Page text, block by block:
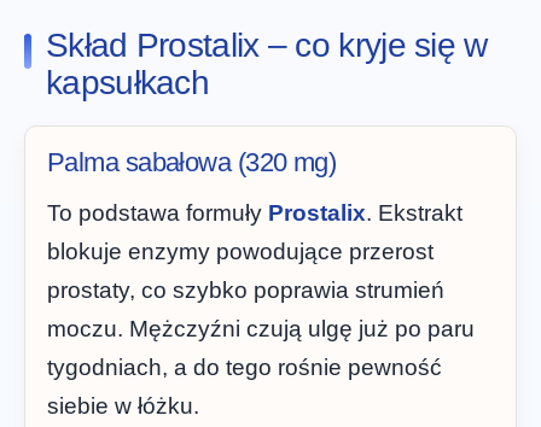
Skład Prostalix – co kryje się w
kapsułkach
Palma sabałowa (320 mg)
To podstawa formuły Prostalix. Ekstrakt
blokuje enzymy powodujące przerost
prostaty, co szybko poprawia strumień
moczu. Mężczyźni czują ulgę już po paru
tygodniach, a do tego rośnie pewność
siebie w łóżku.